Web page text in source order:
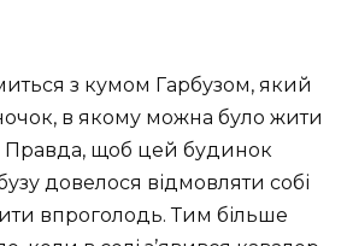
з кумом Гарбузом, який
в якому можна було жити
Правда, щоб цей будинок
довелося відмовляти собі
впроголодь. Тим більше